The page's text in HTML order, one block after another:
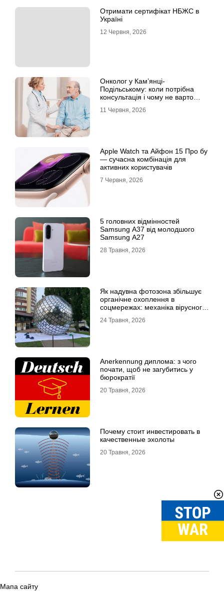
Отримати сертифікат НБЖС в
Україні
12 Червня, 2026
Онколог у Кам’янці-
Подільському: коли потрібна
консультація і чому не варто
11 Червня, 2026
Apple Watch та Айфон 15 Про бу
— сучасна комбінація для
активних користувачів
7 Червня, 2026
5 головних відмінностей
Samsung A37 від молодшого
Samsung A27
28 Травня, 2026
Як надувна фотозона збільшує
органічне охоплення в
соцмережах: механіка вірусного
24 Травня, 2026
Anerkennung диплома: з чого
почати, щоб не загубитись у
бюрократії
20 Травня, 2026
Почему стоит инвестировать в
качественные эхолоты
20 Травня, 2026
Мапа сайту